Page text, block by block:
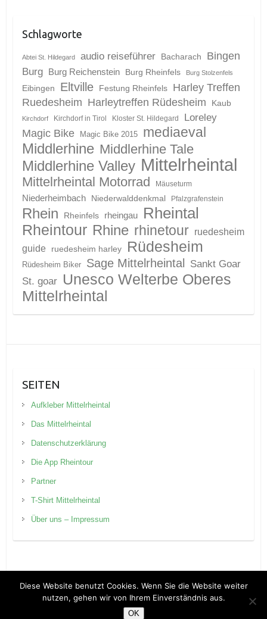
Schlagworte
Abtei St. Hildegard audio reiseführer Bacharach
Bingen
Burg
Burg Reichenstein Burg Rheinfels Burg Stolzenfels
Eibingen Eltville Festung Rheinfels
Harley Treffen
Ruedesheim Harleytreffen Rüdesheim Kaub
Kirchdorf Kirchdorf in Tirol Kloster St. Hildegard Loreley
Magic Bike Magic Bike 2015 mediaeval
Middlerhine Middlerhine Tale
Middlerhine Valley Mittelrheintal
Mittelrheintal Motorrad Mäuseturm
Niederheimbach Niederwalddenkmal Pfalzgrafenstein
Rhein Rheinfels rheingau
Rheintal
Rheintour Rhine rhinetour ruedesheim
guide
ruedesheim harley Rüdesheim
Rüdesheim Biker Sage Mittelrheintal Sankt Goar
St. goar Unesco Welterbe Oberes
Mittelrheintal
SEITEN
Aufkleber Mittelrheintal
Das Mittelrheintal
Datenschutzerklärung
Die App Rheintour
Partner
T-Shirt Mittelrheintal
Über uns – Impressum
Copyright © 2026Rheintour Blog . Theme byColorlibPowered byWordPress
Diese Website benutzt Cookies. Wenn Sie die Website weiter
nutzen, gehen wir von Ihrem Einverständnis aus.
OK